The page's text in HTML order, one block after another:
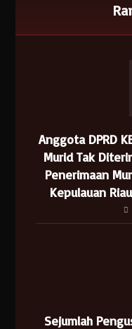
Anggota DPRD
Murid Tak
Penerimaan
Kepulauan
Sejumlah